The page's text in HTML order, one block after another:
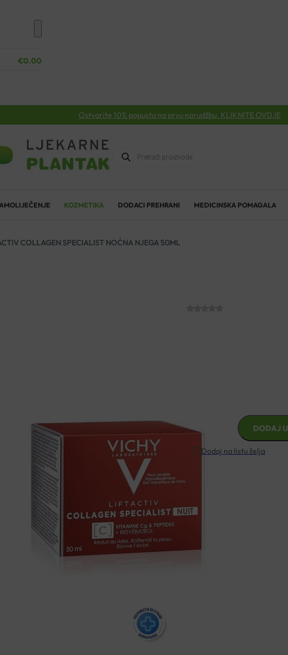
€0.00
Ostvarite 10% popusta na prvu narudžbu. KLIKNITE OVDJE
Products
search
KOZMETIKA DODACI PREHRANI MEDICINSKA POMAGALA
COLLAGEN SPECIALIST NOĆNA NJEGA 50ML
VICHY
Noćna njega za korekciju
LIFTACTIV
COLLAGEN
50ML
DODAJ
Dodaj na listu želja